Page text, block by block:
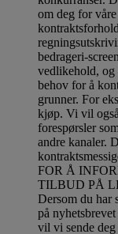
om deg for
bedrageri-
vedlikehold, og
behov for å
grunner. For
kjøp. Vi vil
forespørsler
andre kanaler.
FOR Å
TILBUD PÅ
Dersom du har
på
vil vi sende